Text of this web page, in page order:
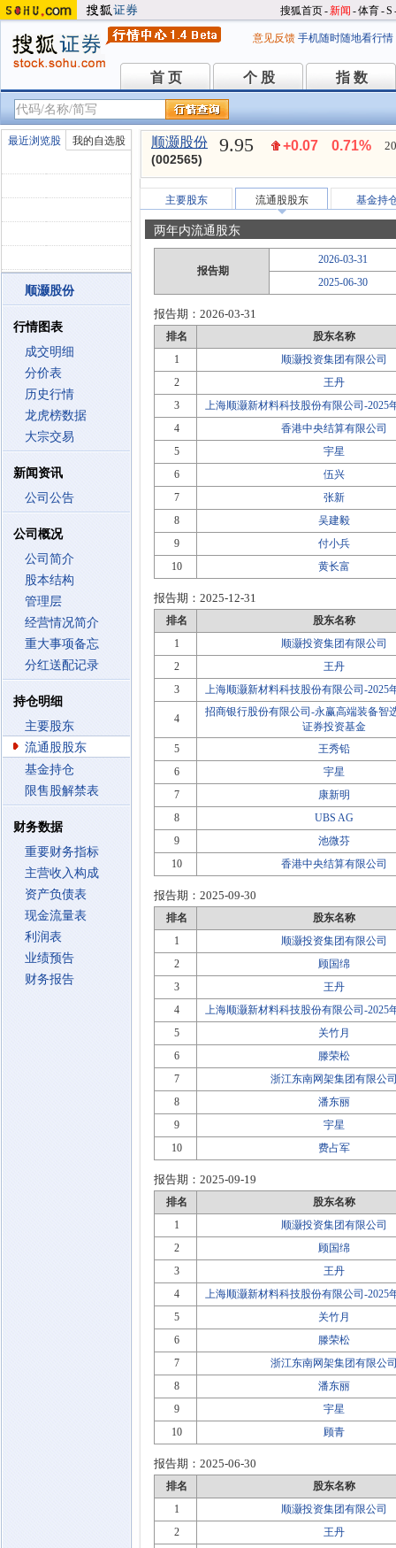
搜狐首页-新闻 -体育-S
意见反馈 手机随时随地看行情
首 页
首 页 个 股
个 股 指 数
指 数
最近浏览股 我的自选股
顺灏股份
行情图表
成交明细
分价表
历史行情
龙虎榜数据
大宗交易
新闻资讯
公司公告
公司概况
公司简介
股本结构
管理层
经营情况简介
重大事项备忘
分红送配记录
持仓明细
主要股东
流通股股东
基金持仓
限售股解禁表
财务数据
重要财务指标
主营收入构成
资产负债表
现金流量表
利润表
业绩预告
财务报告
顺灏股份
(002565)
9.95 +0.07 0.71%
主要股东 流通股股东 基金持
两年内流通股东
报告期
2026-03-31
2025-06-30
报告期： 2026-03-31
排名
股东名称
1
顺灏投资集团有限公司
2
王丹
3
上海顺灏新材料科技股份有限公司-2025
4
香港中央结算有限公司
5
宇星
6
伍兴
7
张新
8
吴建毅
9
付小兵
10
黄长富
报告期： 2025-12-31
排名
股东名称
1
顺灏投资集团有限公司
2
王丹
3
上海顺灏新材料科技股份有限公司-2025
4
招商银行股份有限公司-永赢高端装备智
证券投资基金
5
王秀铅
6
宇星
7
康新明
8
UBS AG
9
池微芬
10
香港中央结算有限公司
报告期： 2025-09-30
排名
股东名称
1
顺灏投资集团有限公司
2
顾国绵
3
王丹
4
上海顺灏新材料科技股份有限公司-2025
5
关竹月
6
滕荣松
7
浙江东南网架集团有限公
8
潘东丽
9
宇星
10
费占军
报告期： 2025-09-19
排名
股东名称
1
顺灏投资集团有限公司
2
顾国绵
3
王丹
4
上海顺灏新材料科技股份有限公司-2025
5
关竹月
6
滕荣松
7
浙江东南网架集团有限公
8
潘东丽
9
宇星
10
顾青
报告期： 2025-06-30
排名
股东名称
1
顺灏投资集团有限公司
2
王丹